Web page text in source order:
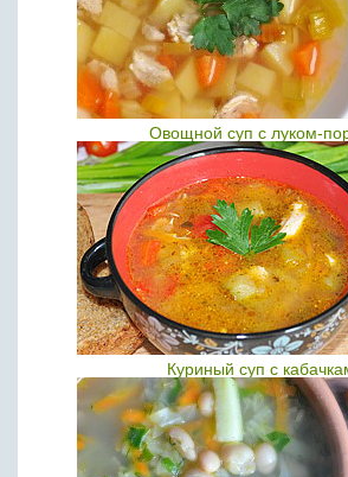
Овощной суп с луком-
Куриный суп с